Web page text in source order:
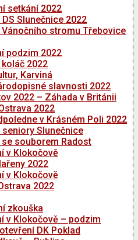
setkání 2022
Slunečnice 2022
stromu Třebovice
podzim 2022
2022
Karviná
slavnosti 2022
2022 – Záhada v Británii
2022
v Krásném Poli 2022
Slunečnice
souborem Radost
v Klokočově
2022
v Klokočově
2022
zkouška
v Klokočově – podzim
DK Poklad